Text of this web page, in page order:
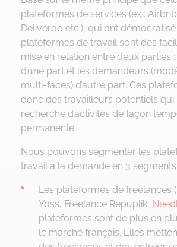
plateformes de services (ex :
Deliveroo etc.), qui ont
plateformes de travail sont des
mise en relation entre deux parties
d’une part et les demandeurs
multi-faces) d’autre part. Ces
donc des travailleurs potentiels qui
recherche d’activités de façon
permanente.
Nous pouvons segmenter les
travail à la demande en 3
Les plateformes de freelances
Yoss, Freelance Repuplik,
plateformes sont de plus en
le marché français. Elles